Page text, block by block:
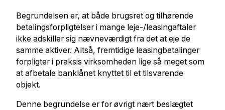
Begrundelsen er, at både brugsret og tilhørende
betalingsforpligtelser i mange leje-/leasingaftaler
ikke adskiller sig nævneværdigt fra det at eje de
samme aktiver. Altså, fremtidige leasingbetalinger
forpligter i praksis virksomheden lige så meget som
at afbetale banklånet knyttet til et tilsvarende
objekt.
Denne begrundelse er for øvrigt nært beslægtet